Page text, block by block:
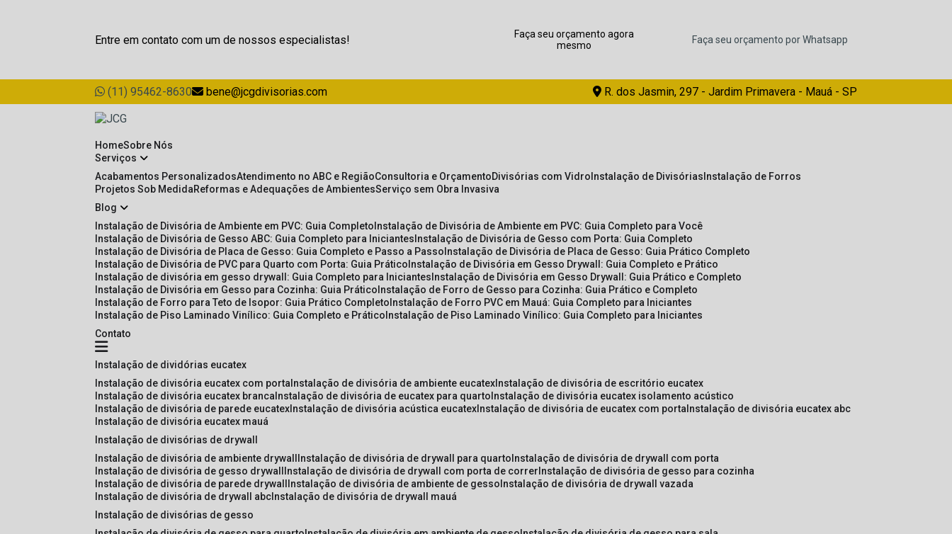
Entre em contato com um de nossos especialistas!
Faça seu orçamento agora
mesmo
Faça seu orçamento por Whatsapp
(11) 95462-8630 bene@jcgdivisorias.com R. dos Jasmin, 297 - Jardim Primavera - Mauá - SP
Home Sobre Nós
Serviços
Acabamentos Personalizados Atendimento no ABC e Região Consultoria e Orçamento Divisórias com Vidro Instalação de Divisórias Instalação de Forros
Projetos Sob Medida
Reformas e Adequações de Ambientes Serviço sem Obra Invasiva
Blog
Instalação de Divisória de Ambiente em PVC: Guia Completo Instalação de Divisória de Ambiente em PVC: Guia Completo para Você
Instalação de Divisória de Gesso ABC: Guia Completo para Iniciantes Instalação de Divisória de Gesso com Porta: Guia Completo
Instalação de Divisória de Placa de Gesso: Guia Completo e Passo a Passo Instalação de Divisória de Placa de Gesso: Guia Prático Completo
Instalação de Divisória de PVC para Quarto com Porta: Guia Prático Instalação de Divisória em Gesso Drywall: Guia Completo e Prático
Instalação de divisória em gesso drywall: Guia Completo para Iniciantes Instalação de Divisória em Gesso Drywall: Guia Prático e Completo
Instalação de Divisória em Gesso para Cozinha: Guia Prático Instalação de Forro de Gesso para Cozinha: Guia Prático e Completo
Instalação de Forro para Teto de Isopor: Guia Prático Completo Instalação de Forro PVC em Mauá: Guia Completo para Iniciantes
Instalação de Piso Laminado Vinílico: Guia Completo e Prático Instalação de Piso Laminado Vinílico: Guia Completo para Iniciantes
Contato
instalação de dividórias eucatex
instalação de divisória eucatex com porta instalação de divisória de ambiente eucatex instalação de divisória de escritório eucatex
instalação de divisória eucatex branca instalação de divisória de eucatex para quarto instalação de divisória eucatex isolamento acústico
instalação de divisória de parede eucatex instalação de divisória acústica eucatex instalação de divisória de eucatex com porta instalação de divisória eucatex abc
instalação de divisória eucatex mauá
instalação de divisórias de drywall
instalação de divisória de ambiente drywall
instalação de divisória de drywall para quarto instalação de divisória de drywall com porta
instalação de divisória de gesso drywall
instalação de divisória de drywall com porta de correr instalação de divisória de gesso para cozinha
instalação de divisória de parede drywall
instalação de divisória de ambiente de gesso instalação de divisória de drywall vazada
instalação de divisória de drywall abc instalação de divisória de drywall mauá
instalação de divisórias de gesso